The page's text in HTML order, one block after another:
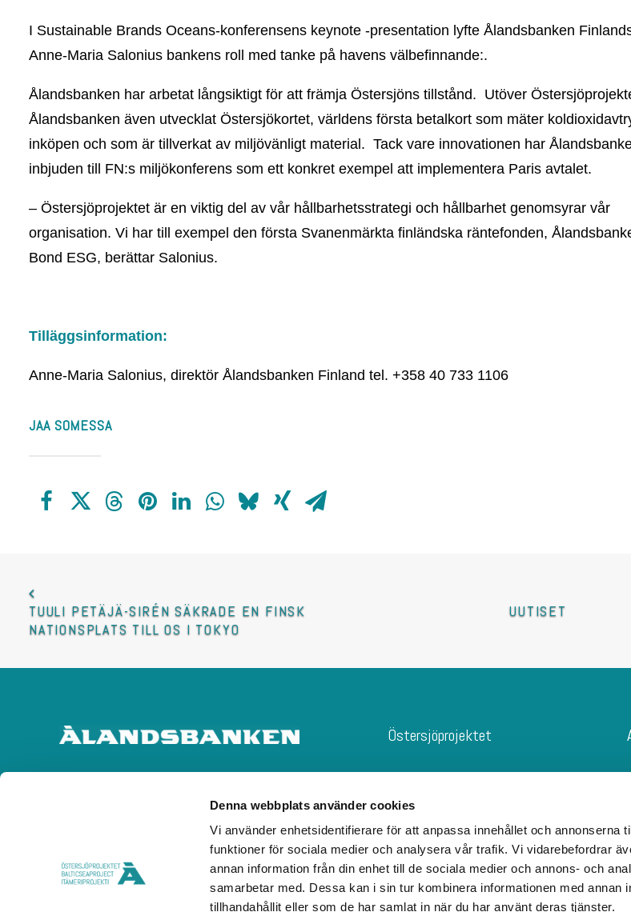
Denna webbplats använder cookies
Vi använder enhetsidentifierare för att anpassa innehållet och annonserna
funktioner för sociala medier och analysera vår trafik. Vi vidarebefordrar
annan information från din enhet till de sociala medier och annons- och
samarbetar med. Dessa kan i sin tur kombinera informationen med annan
tillhandahållit eller som de har samlat in när du har använt deras tjänster.
I Sustainable Brands Oceans-konferensens keynote -presentation lyfte Ålandsbanken
Anne-Maria Salonius bankens roll med tanke på havens välbefinnande:.
Ålandsbanken har arbetat långsiktigt för att främja Östersjöns tillstånd. Utöver
Ålandsbanken även utvecklat Östersjökortet, världens första betalkort som mäter
inköpen och som är tillverkat av miljövänligt material. Tack vare innovationen har
inbjuden till FN:s miljökonferens som ett konkret exempel att implementera Paris avtalet.
– Östersjöprojektet är en viktig del av vår hållbarhetsstrategi och hållbarhet genomsyrar vår
organisation. Vi har till exempel den första Svanenmärkta finländska räntefonden,
Bond ESG, berättar Salonius.
Tilläggsinformation:
Anne-Maria Salonius, direktör Ålandsbanken Finland tel. +358 40 733 1106
JAA SOMESSA
TUULI PETÄJÄ-SIRÉN SÄKRADE EN FINSK
NATIONSPLATS TILL OS I TOKYO
UUTISET
Östersjöprojektet
Östersjöprojektet
Ansök om finansiering
Östersjökortet
Nyheter